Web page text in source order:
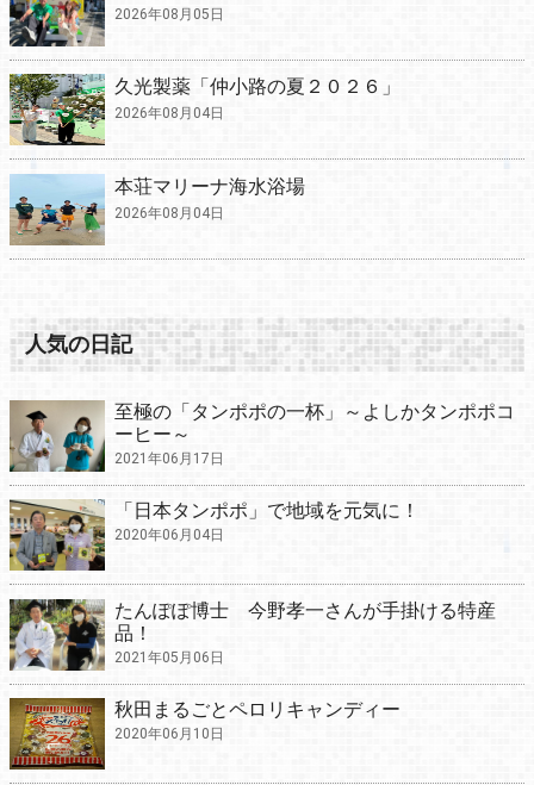
2026年08月05日
久光製薬「仲小路の夏２０２６」
2026年08月04日
本荘マリーナ海水浴場
2026年08月04日
人気の日記
至極の「タンポポの一杯」～よしかタンポポコ
ーヒー～
2021年06月17日
「日本タンポポ」で地域を元気に！
2020年06月04日
たんぽぽ博士 今野孝一さんが手掛ける特産
品！
2021年05月06日
秋田まるごとペロリキャンディー
2020年06月10日